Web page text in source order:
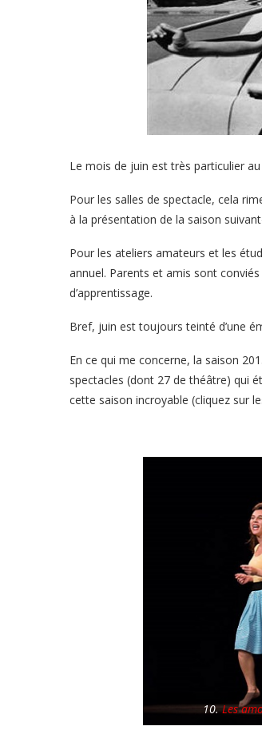
Le mois de juin est très particulier
Pour les salles de spectacle, cela
à la présentation de la saison
Pour les ateliers amateurs et les
annuel. Parents et amis sont
d’apprentissage.
Bref, juin est toujours teinté d’une
En ce qui me concerne, la saison
spectacles (dont 27 de théâtre) qui
cette saison incroyable (cliquez sur
10.Les